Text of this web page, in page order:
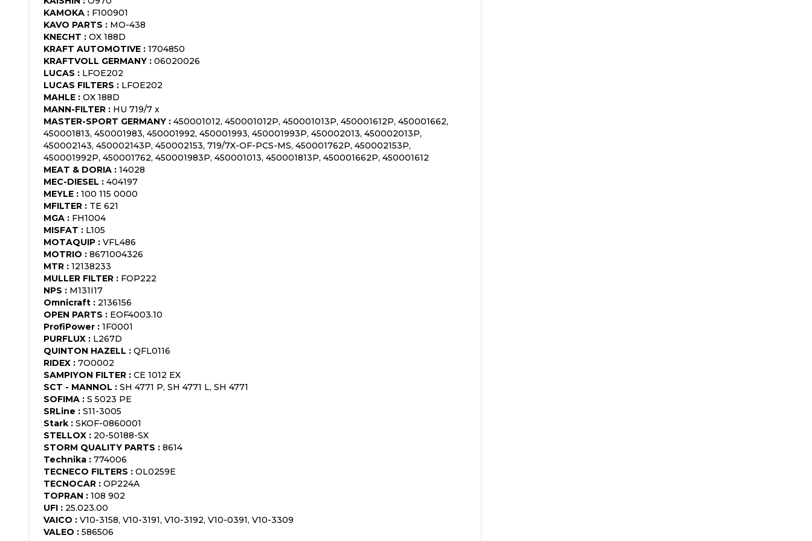
KAMOKA : F100901
KAVO PARTS : MO-438
KNECHT : OX 188D
KRAFT AUTOMOTIVE : 1704850
KRAFTVOLL GERMANY : 06020026
LUCAS : LFOE202
LUCAS FILTERS : LFOE202
MAHLE : OX 188D
MANN-FILTER : HU 719/7 x
MASTER-SPORT GERMANY : 450001012, 450001012P, 450001013P, 450001612P, 450001662,
450001813, 450001983, 450001992, 450001993, 450001993P, 450002013, 450002013P,
450002143, 450002143P, 450002153, 719/7X-OF-PCS-MS, 450001762P, 450002153P,
450001992P, 450001762, 450001983P, 450001013, 450001813P, 450001662P, 450001612
MEAT & DORIA : 14028
MEC-DIESEL : 404197
MEYLE : 100 115 0000
MFILTER : TE 621
MGA : FH1004
MISFAT : L105
MOTAQUIP : VFL486
MOTRIO : 8671004326
MTR : 12138233
MULLER FILTER : FOP222
NPS : M131I17
Omnicraft : 2136156
OPEN PARTS : EOF4003.10
ProfiPower : 1F0001
PURFLUX : L267D
QUINTON HAZELL : QFL0116
RIDEX : 7O0002
SAMPIYON FILTER : CE 1012 EX
SCT - MANNOL : SH 4771 P, SH 4771 L, SH 4771
SOFIMA : S 5023 PE
SRLine : S11-3005
Stark : SKOF-0860001
STELLOX : 20-50188-SX
STORM QUALITY PARTS : 8614
Technika : 774006
TECNECO FILTERS : OL0259E
TECNOCAR : OP224A
TOPRAN : 108 902
UFI : 25.023.00
VAICO : V10-3158, V10-3191, V10-3192, V10-0391, V10-3309
VALEO : 586506